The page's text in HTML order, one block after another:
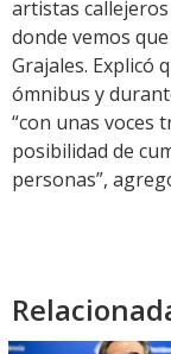
artistas
donde vemos
Grajales. Explicó
ómnibus y
“con unas voces
posibilidad de
personas”,